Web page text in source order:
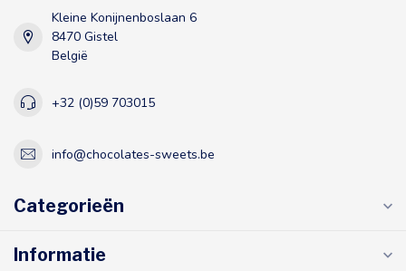
Kleine Konijnenboslaan 6
8470 Gistel
België
+32 (0)59 703015
info@chocolates-sweets.be
Categorieën
Informatie